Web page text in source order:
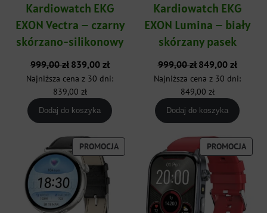
Kardiowatch EKG
EXON Vectra – czarny
skórzano-silikonowy
999,00zł Pierwotna
999,00 zł.
839,00 złAktualna
cena
Najniższa cena z 30 dni:
839,00 zł
Dodaj do koszyka
Kardiowatch EKG
EXON Lumina – biały
skórzany pasek
999,00zł Pierwotna
999,00 zł.
849,00 złAktualna
cena
Najniższa cena z 30 dni:
849,00 zł
Dodaj do koszyka
PROMOCJAPRODUKT
W
PROMOCJI
PROMOCJA
W